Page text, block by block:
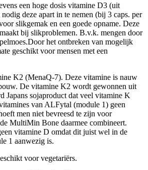
een hoge dosis vitamine D3 (uit
deze apart in te nemen (bij 3 caps. per
slikgemak en een goede opname. Deze
bij slikproblemen. B.v.k. mengen door
het ontbreken van mogelijk
geschikt voor mensen met een
K2 (MenaQ-7). Deze vitamine is nauw
De vitamine K2 wordt gewonnen uit
Japans sojaproduct dat veel vitamine K
van ALFytal (module 1) geen
men niet bevreesd te zijn voor
MultiMin Bone daarmee combineert.
vitamine D omdat dit juist wel in de
1 aanwezig is.
voor vegetariërs.